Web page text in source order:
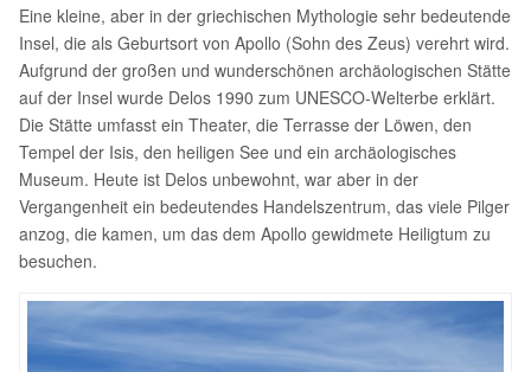
Eine kleine, aber in der griechischen Mythologie sehr bedeutende
Insel, die als Geburtsort von Apollo (Sohn des Zeus) verehrt wird.
Aufgrund der großen und wunderschönen archäologischen Stätte
auf der Insel wurde Delos 1990 zum UNESCO-Welterbe erklärt.
Die Stätte umfasst ein Theater, die Terrasse der Löwen, den
Tempel der Isis, den heiligen See und ein archäologisches
Museum. Heute ist Delos unbewohnt, war aber in der
Vergangenheit ein bedeutendes Handelszentrum, das viele Pilger
anzog, die kamen, um das dem Apollo gewidmete Heiligtum zu
besuchen.